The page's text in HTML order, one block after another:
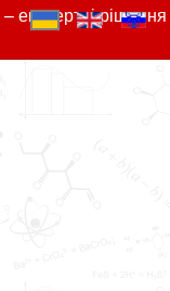
– експертні рішення